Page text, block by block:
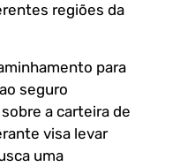
regiões da
para
seguro
a carteira de
visa levar
uma